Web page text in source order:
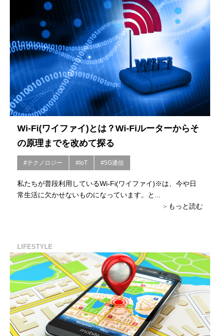
Wi-Fi(ワイファイ)とは？Wi-Fiルーターからそ
の原理までを改めて探る
#テクノロジー #IoT #5G通信
私たちが普段利用しているWi-Fi(ワイファイ)※は、今や日
常生活に欠かせないものになっています。と...
もっと読む
LIFESTYLE